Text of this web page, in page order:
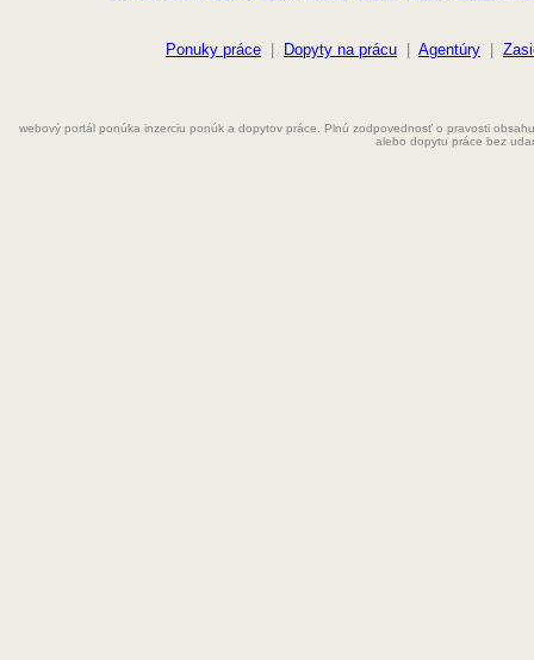
Farmaceut
Grafik
Ponuky práce Dopyty na prácu Agentúry
webový portál ponúka inzerciu ponúk a dopytov práce. Plnú zodpovednosť o pravosti
alebo dopytu práce bez